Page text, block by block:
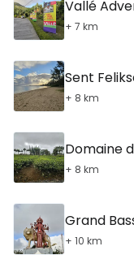
Vallé
+ 7 km
Sent
+ 8 km
Domaine
+ 8 km
Grand
+ 10 km